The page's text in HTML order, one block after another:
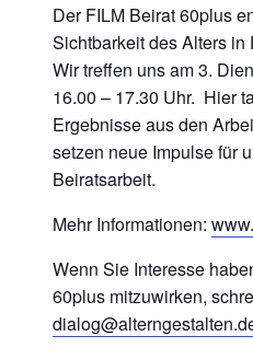
Der FILM Beirat 60plus
Sichtbarkeit des Alters in
Wir treffen uns am 3.
16.00 – 17.30 Uhr. Hier
Ergebnisse aus den
setzen neue Impulse für
Beiratsarbeit.
Mehr Informationen:
Wenn Sie Interesse
60plus mitzuwirken,